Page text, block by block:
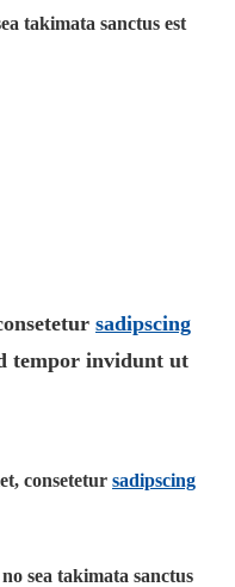
takimata sanctus est
sadipscing
tempor invidunt ut
consetetur sadipscing
sea takimata sanctus